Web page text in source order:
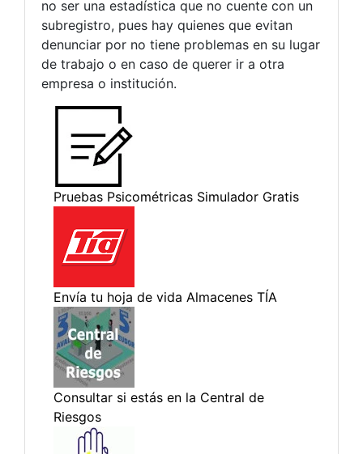
no ser una estadística que no cuente con un
subregistro, pues hay quienes que evitan
denunciar por no tiene problemas en su lugar
de trabajo o en caso de querer ir a otra
empresa o institución.